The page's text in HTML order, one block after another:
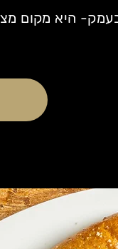
היא מקום